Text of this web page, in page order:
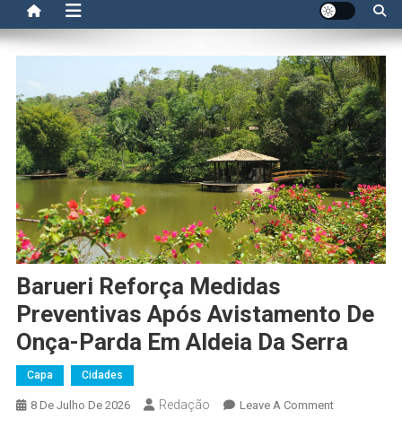
Barueri Reforça Medidas
Preventivas Após Avistamento De
Onça-Parda Em Aldeia Da Serra
Capa Cidades
8 De Julho De 2026 Redação Leave A CommentOn